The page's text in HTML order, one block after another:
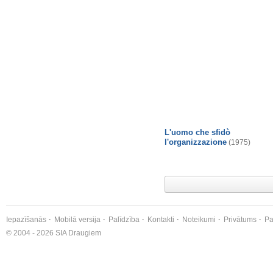
L'uomo che sfidò
l'organizzazione (1975)
Iepazīšanās Mobilā versija Palīdzība Kontakti Noteikumi Privātums
© 2004 - 2026 SIA Draugiem